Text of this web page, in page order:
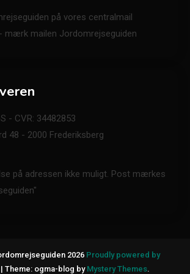
på vores centralmail
- mærk mailen Jordomrejseguiden
- CVR: 34482853
48 - 2000 Frederiksberg
på adressen ikke muligt. Post mærkes
2026 Proudly powered by
| Theme: ogma-blog by Mystery Themes.